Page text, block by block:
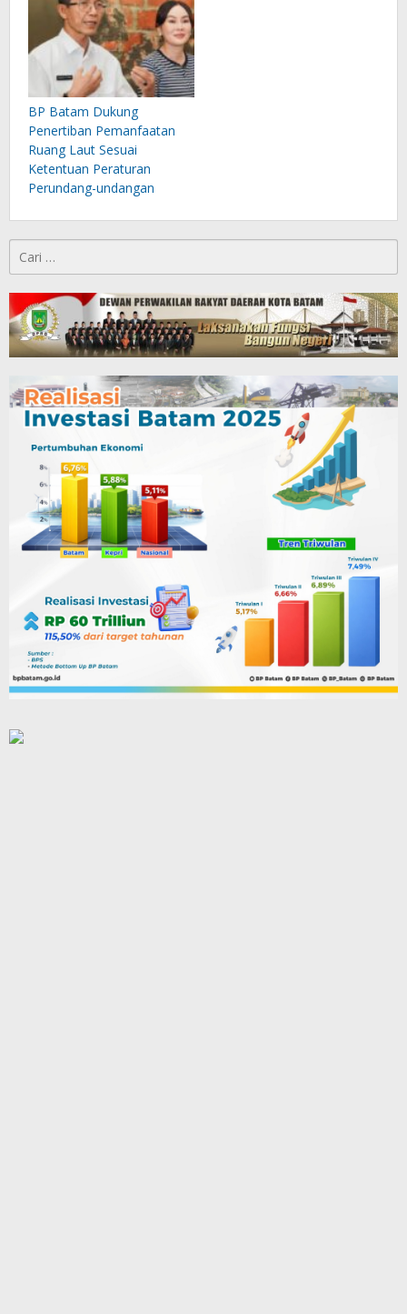
BP Batam Dukung
Penertiban Pemanfaatan
Ruang Laut Sesuai
Ketentuan Peraturan
Perundang-undangan
untuk: